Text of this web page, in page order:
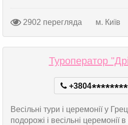
2902 перегляда м. Київ
Туроператор
+3804********
Весільні тури і церемонії у
подорожі і весільні церемонії в